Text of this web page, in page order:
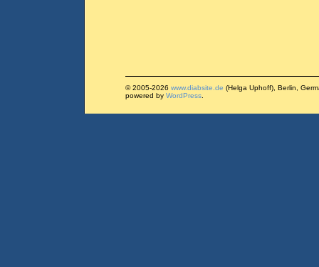
© 2005-2026 www.diabsite.de (Helga Uphoff), Berlin,
powered by WordPress.